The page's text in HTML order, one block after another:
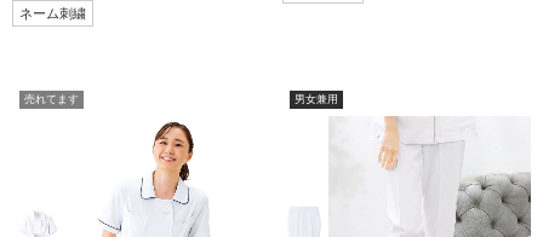
ネーム刺繍
売れてます 男女兼用